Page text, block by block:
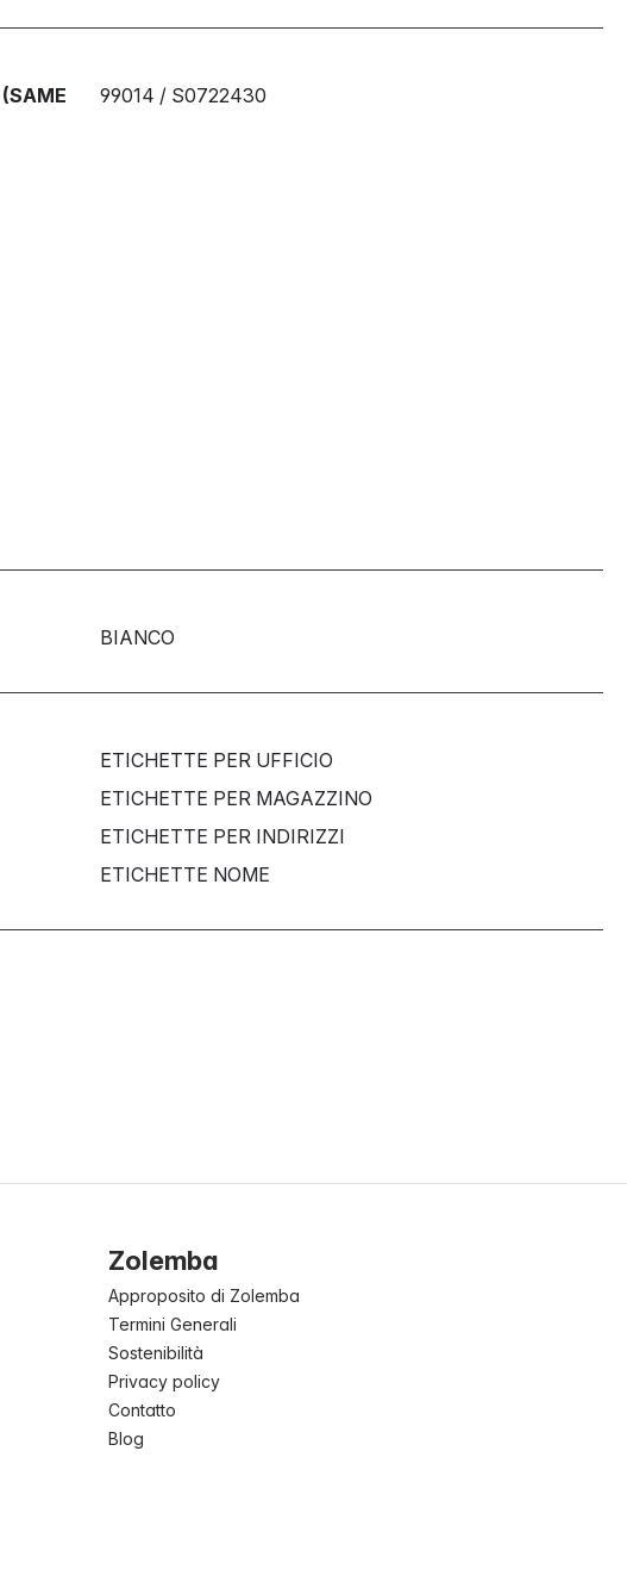
99014 / S0722430
BIANCO
ETICHETTE PER UFFICIO
ETICHETTE PER MAGAZZINO
ETICHETTE PER INDIRIZZI
ETICHETTE NOME
Zolemba
Approposito di Zolemba
Termini Generali
Sostenibilità
Privacy policy
Contatto
Blog